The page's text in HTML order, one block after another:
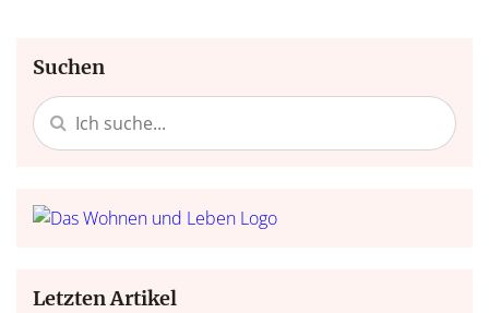
Suchen
Letzten Artikel